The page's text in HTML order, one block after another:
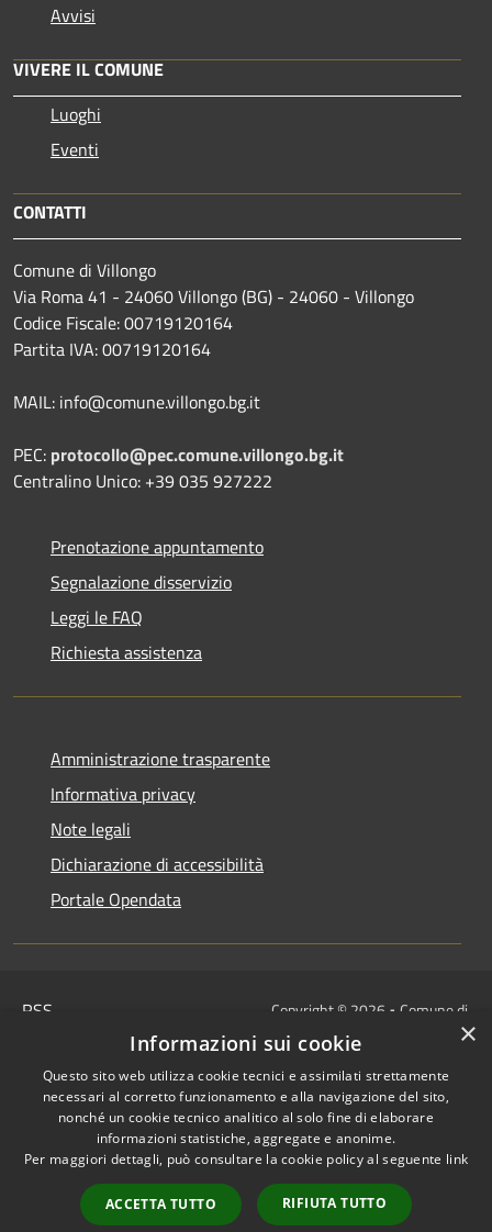
Avvisi
VIVERE IL COMUNE
Luoghi
Eventi
CONTATTI
Comune di Villongo
Via Roma 41 - 24060 Villongo (BG) - 24060 - Villongo
Codice Fiscale: 00719120164
Partita IVA: 00719120164
MAIL: info@comune.villongo.bg.it
PEC: protocollo@pec.comune.villongo.bg.it
Centralino Unico: +39 035 927222
Prenotazione appuntamento
Segnalazione disservizio
Leggi le FAQ
Richiesta assistenza
Amministrazione trasparente
Informativa privacy
Note legali
Dichiarazione di accessibilità
Portale Opendata
RSS
Cookie
Mappa del sito
IBAN COMUNALI: per i cittadini
IT48Z0851453760000000120312
IT32I0100004306TU0000005820
Copyright © 2026 • Comune di
Villongo • Powered by
redazione
×
Informazioni sui cookie
Questo sito web utilizza cookie tecnici e assimilati strettamente
necessari al corretto funzionamento e alla navigazione del sito,
nonché un cookie tecnico analitico al solo fine di elaborare
informazioni statistiche, aggregate e anonime.
Per maggiori dettagli, può consultare la cookie policy al seguente link
ACCETTA TUTTO RIFIUTA TUTTO